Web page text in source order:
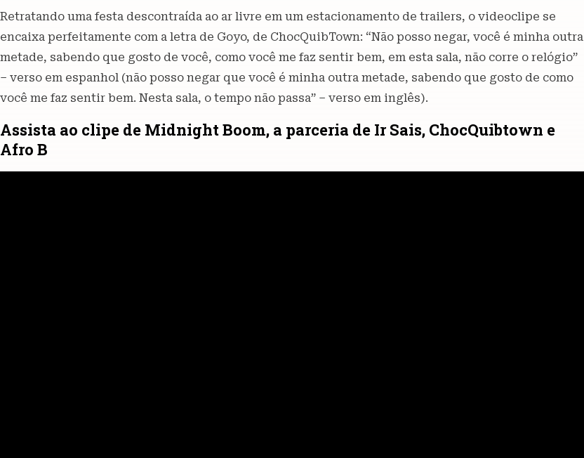
Retratando uma festa descontraída ao ar livre em um estacionamento de trailers, o videoclipe se
encaixa perfeitamente com a letra de Goyo, de ChocQuibTown: “Não posso negar, você é minha outra
metade, sabendo que gosto de você, como você me faz sentir bem, em esta sala, não corre o relógio”
– verso em espanhol (não posso negar que você é minha outra metade, sabendo que gosto de como
você me faz sentir bem. Nesta sala, o tempo não passa” – verso em inglês).
Assista ao clipe de Midnight Boom, a parceria de Ir Sais, ChocQuibtown e
Afro B